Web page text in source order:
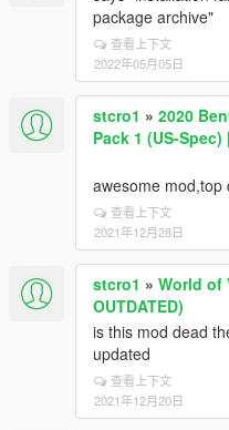
package archive"
查看上下文
2022年05月05日
stcro1 » 2020
Pack 1 (US-
awesome mod,top
查看上下文
2021年12月28日
stcro1 » World of
OUTDATED)
is this mod dead
updated
查看上下文
2021年12月20日